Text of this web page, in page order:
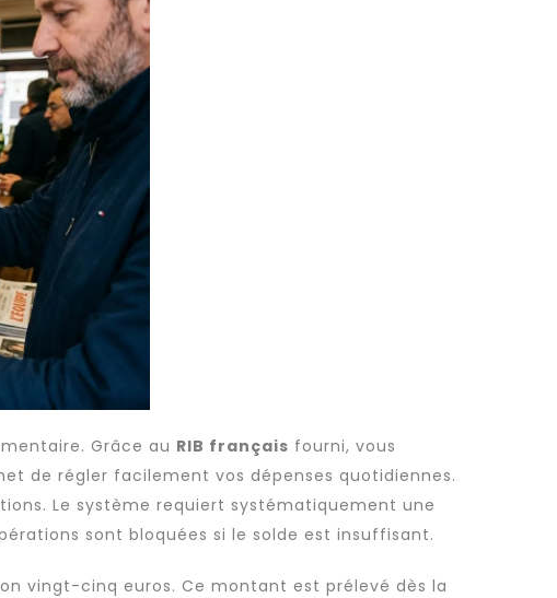
Grâce au RIB français fourni, vous
de régler facilement vos dépenses quotidiennes.
Le système requiert systématiquement une
sont bloquées si le solde est insuffisant.
vingt-cinq euros. Ce montant est prélevé dès la